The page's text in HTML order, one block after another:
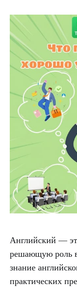
Английский —
решающую роль
знание
практических